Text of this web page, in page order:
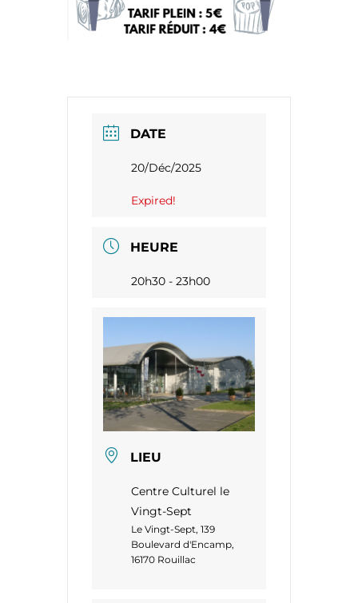
DATE
20/Déc/2025
Expired!
HEURE
20h30 - 23h00
LIEU
Centre Culturel le
Vingt-Sept
Le Vingt-Sept, 139
Boulevard d'Encamp,
16170 Rouillac